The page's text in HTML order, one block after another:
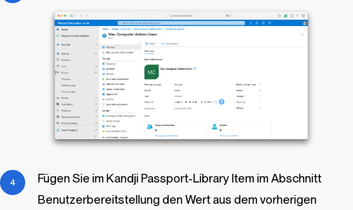
Fügen Sie im Kandji Passport-Library Itemim Abschnitt
Benutzerbereitstellung den Wert aus dem vorherigen